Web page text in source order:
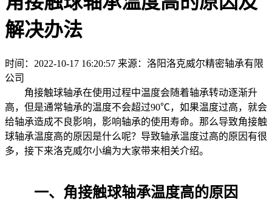
解决办法
时间：2022-10-17 16:20:57 来源：洛阳洛克威尔精密轴承有限
公司
角接触球轴承在使用过程中温度会随着轴承转动逐渐升
高，但是通常轴承的温度不会超过90℃，如果温度过高，就会
给轴承造成不良影响，影响轴承的使用寿命。那么导致角接触
球轴承温度高的原因是什么呢？导致轴承温度过高的原因有很
多，接下来洛克威尔小编为大家带来相关介绍。
一、角接触球轴承温度高的原因